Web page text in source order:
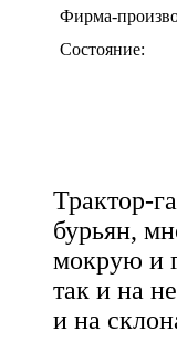
Фирма-
Состояние:
Трактор-
бурьян,
мокрую и
так и на
и на